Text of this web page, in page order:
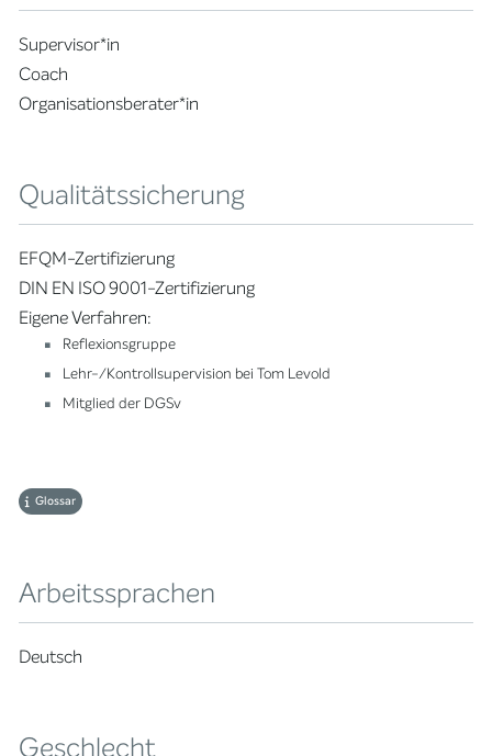
Supervisor*in
Coach
Organisationsberater*in
Qualitätssicherung
EFQM-Zertifizierung
DIN EN ISO 9001-Zertifizierung
Eigene Verfahren:
Reflexionsgruppe
Lehr-/Kontrollsupervision bei Tom Levold
Mitglied der DGSv
Glossar
Arbeitssprachen
Deutsch
Geschlecht